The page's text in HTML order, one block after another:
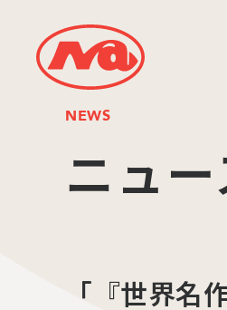
NEWS
ニュー
「『世界名